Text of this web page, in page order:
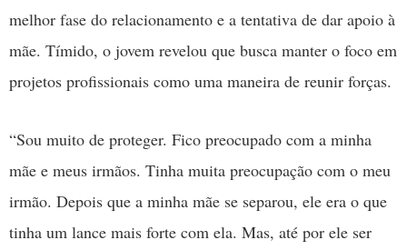
melhor fase do relacionamento e a tentativa de dar apoio à
mãe. Tímido, o jovem revelou que busca manter o foco em
projetos profissionais como uma maneira de reunir forças.
“Sou muito de proteger. Fico preocupado com a minha
mãe e meus irmãos. Tinha muita preocupação com o meu
irmão. Depois que a minha mãe se separou, ele era o que
tinha um lance mais forte com ela. Mas, até por ele ser